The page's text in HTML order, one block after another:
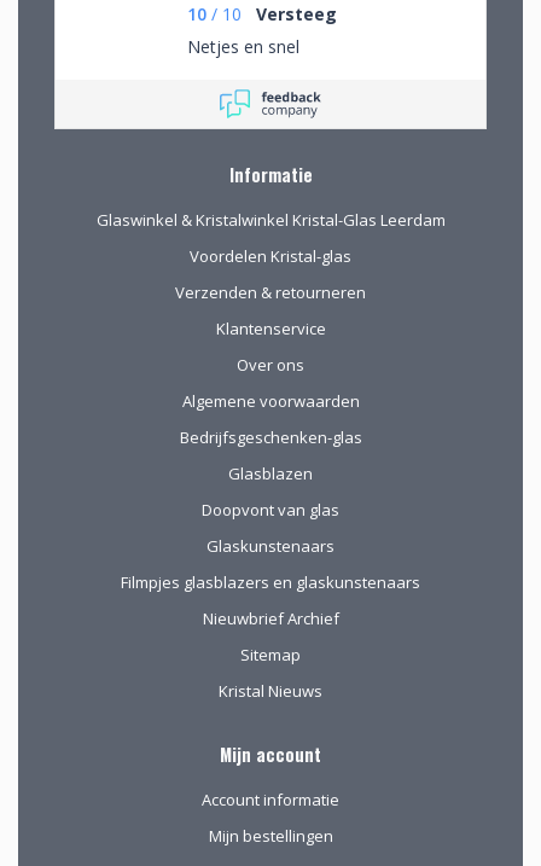
rondkijken om alle
aanwezige pracht te
bewonderen en
de juiste keuzes te
komen. Omdat we
werd de aangeboden
gewaardeerd.
10 / 10
Versteeg
Netjes en snel
Informatie
Glaswinkel & Kristalwinkel Kristal-Glas Leerdam
Voordelen Kristal-glas
Verzenden & retourneren
Klantenservice
Over ons
Algemene voorwaarden
Bedrijfsgeschenken-glas
Glasblazen
Doopvont van glas
Glaskunstenaars
Filmpjes glasblazers en glaskunstenaars
Nieuwbrief Archief
Sitemap
Kristal Nieuws
Mijn account
Account informatie
Mijn bestellingen